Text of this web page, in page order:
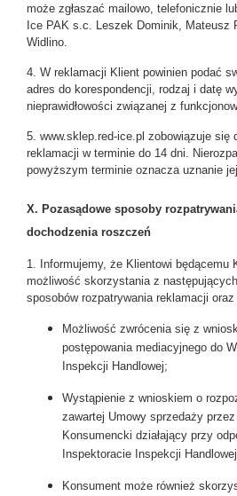
może zgłaszać mailowo, telefonicznie
Ice PAK s.c. Leszek Dominik, Mateusz
Widlino.
4. W reklamacji Klient powinien podać
adres do korespondencji, rodzaj i datę
nieprawidłowości związanej z
5. www.sklep.red-ice.pl zobowiązuje się
reklamacji w terminie do 14 dni.
powyższym terminie oznacza uznanie
X. Pozasądowe sposoby
dochodzenia roszczeń
1. Informujemy, że Klientowi będącemu
możliwość skorzystania z
sposobów rozpatrywania reklamacji
Możliwość zwrócenia się z
postępowania mediacyjnego do
Inspekcji Handlowej;
Wystąpienie z wnioskiem o
zawartej Umowy sprzedaży
Konsumencki działający przy
Inspektoracie Inspekcji
Konsument może również